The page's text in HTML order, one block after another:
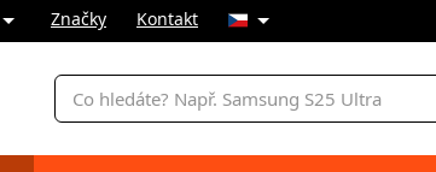
Značky Kontakt
Vyhledávání